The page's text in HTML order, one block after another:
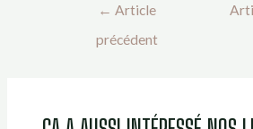
← Article
précédent